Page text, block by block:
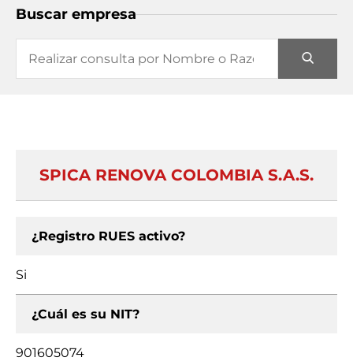
Buscar empresa
SPICA RENOVA COLOMBIA S.A.S.
¿Registro RUES activo?
Si
¿Cuál es su NIT?
901605074